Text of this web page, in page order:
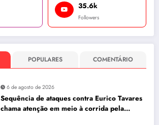
35.6k
Followers
POPULARES COMENTÁRIO
6 de agosto de 2026
Sequência de ataques contra Eurico Tavares
chama atenção em meio à corrida pela